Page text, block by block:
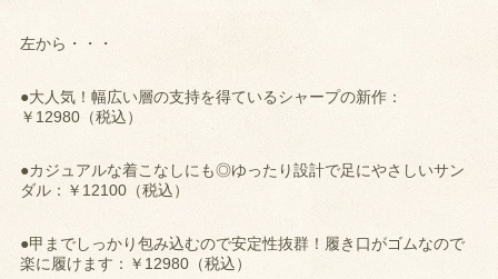
左から・・・
●大人気！幅広い層の支持を得ているシャープの新作：
￥12980（税込）
●カジュアルな着こなしにも◎ゆったり設計で足にやさしいサン
ダル：￥12100（税込）
●甲までしっかり包み込むので安定性抜群！履き口がゴムなので
楽に履けます：￥12980（税込）